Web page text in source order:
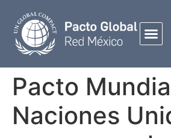
Pacto
Naciones